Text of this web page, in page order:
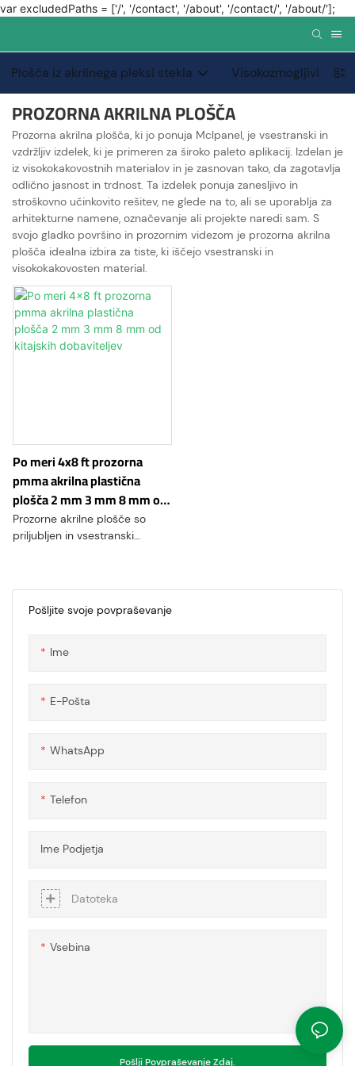
var excludedPaths = ['/', '/contact', '/about', '/contact/', '/about/'];
Plošča iz akrilnega pleksi stekla Visokozmogljivi
PROZORNA AKRILNA PLOŠČA
Prozorna akrilna plošča, ki jo ponuja Mclpanel, je vsestranski in
vzdržljiv izdelek, ki je primeren za široko paleto aplikacij. Izdelan je
iz visokokakovostnih materialov in je zasnovan tako, da zagotavlja
odlično jasnost in trdnost. Ta izdelek ponuja zanesljivo in
stroškovno učinkovito rešitev, ne glede na to, ali se uporablja za
arhitekturne namene, označevanje ali projekte naredi sam. S
svojo gladko površino in prozornim videzom je prozorna akrilna
plošča idealna izbira za tiste, ki iščejo vsestranski in
visokokakovosten material.
Pošljite svoje povpraševanje
Ime
E-Pošta
WhatsApp
Telefon
Ime Podjetja
Datoteka
Vsebina
Pošlji Povpraševanje Zdaj.
Po meri 4x8 ft prozorna
pmma akrilna plastična
plošča 2 mm 3 mm 8 mm od
kitajskih dobaviteljev
Prozorne akrilne plošče so
priljubljen in vsestranski
alternativa steklu. Njihova
odlično prepustnost svetlobe,
bistvena, kot so vitrine, okna in